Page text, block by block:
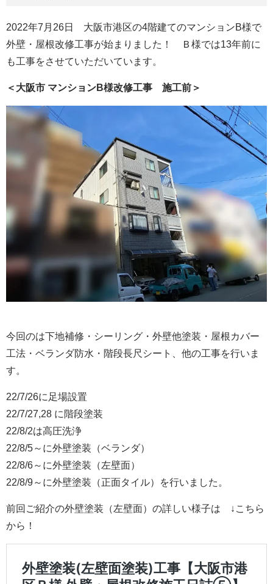
2022年7月26日 大阪市港区の4階建てのマンションB様で
外壁・屋根改修工事が始まりました！ Ｂ様では13年前に
も工事をさせていただいています。
＜大阪市 マンションB様改修工事 施工前＞
今回のは下地補修・シーリング・外壁他塗装・屋根カバー
工法・ベランダ防水・階段長尺シート、他の工事を行いま
す。
22/7/26に足場設置
22/7/27,28 に階段塗装
22/8/2は高圧洗浄
22/8/5～に外壁塗装（ベランダ）
22/8/6～に外壁塗装（左壁面）
22/8/9～に外壁塗装（正面タイル）を行いました。
前回ご紹介の外壁塗装（左壁面） の詳しい様子は ↓こちら
から！